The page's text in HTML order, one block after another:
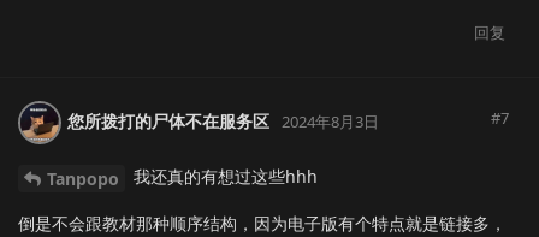
回复
您所拨打的尸体不在服务区 2024年8月3日 #7
Tanpopo 我还真的有想过这些hhh
倒是不会跟教材那种顺序结构，因为电子版有个特点就是链接多，